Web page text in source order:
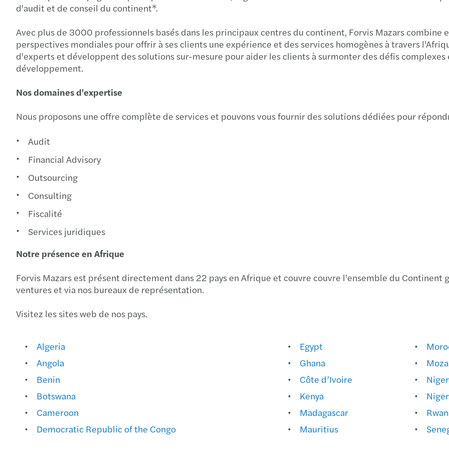
Le
Le
d'audit et de conseil du continent*.
Avec plus de 3000 professionnels basés dans les principaux centres du continent, Forvis Mazars combine
perspectives mondiales pour offrir à ses clients une expérience et des services homogènes à travers
d'experts et développent des solutions sur-mesure pour aider les clients à surmonter des défis
développement.
Nos domaines d'expertise
Nous proposons une offre complète de services et pouvons vous fournir des solutions dédiées pour
Audit
Financial Advisory
Outsourcing
Consulting
Fiscalité
Services juridiques
Notre présence en Afrique
Forvis Mazars est présent directement dans 22 pays en Afrique et couvre couvre l'ensemble du Continent
ventures et via nos bureaux de représentation.
Visitez les sites web de nos pays.
Algeria
Angola
Benin
Botswana
Cameroon
Democratic Republic of the Congo
Egypt
Ghana
Côte d’Ivoire
Kenya
Madagascar
Mauritius
Niger